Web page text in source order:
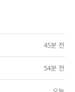
45분 전
54분 전